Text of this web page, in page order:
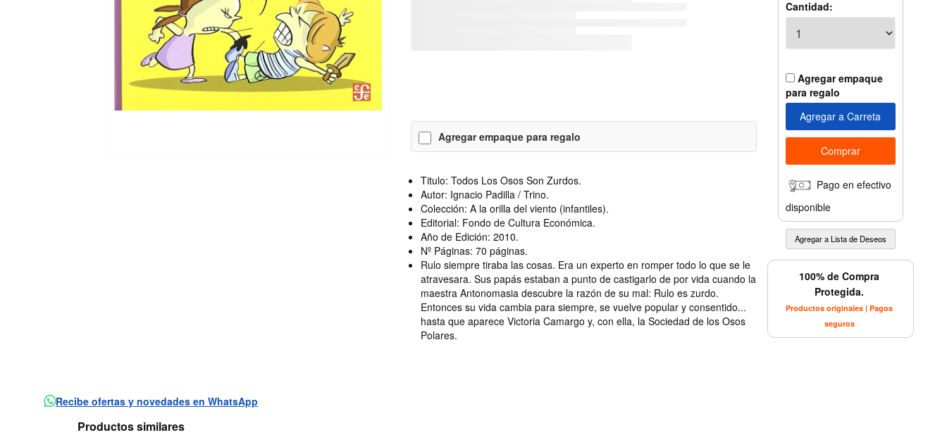
Agregar empaque para regalo
Titulo: Todos Los Osos Son Zurdos.
Autor: Ignacio Padilla / Trino.
Colección: A la orilla del viento (infantiles).
Editorial: Fondo de Cultura Económica.
Año de Edición: 2010.
Nº Páginas: 70 páginas.
Rulo siempre tiraba las cosas. Era un experto en romper todo lo que se le
atravesara. Sus papás estaban a punto de castigarlo de por vida cuando la
maestra Antonomasia descubre la razón de su mal: Rulo es zurdo.
Entonces su vida cambia para siempre, se vuelve popular y consentido...
hasta que aparece Victoria Camargo y, con ella, la Sociedad de los Osos
Polares.
Cantidad:
Agregar empaque
para regalo
Pago en efectivo
disponible
100% de Compra
Protegida.
Productos originales | Pagos
seguros
Recibe ofertas y novedades en WhatsApp
Productos similares